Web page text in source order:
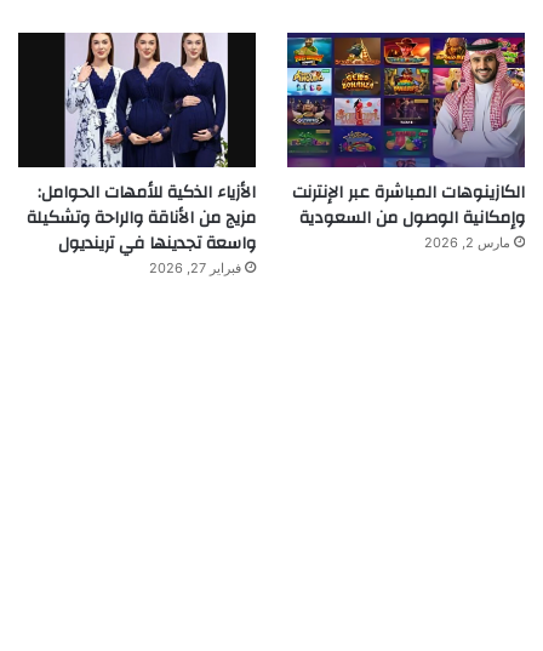
الكازينوهات المباشرة عبر الإنترنت
وإمكانية الوصول من السعودية
مارس 2, 2026
الأزياء الذكية للأمهات الحوامل:
مزيج من الأناقة والراحة وتشكيلة
واسعة تجدينها في ترينديول
فبراير 27, 2026